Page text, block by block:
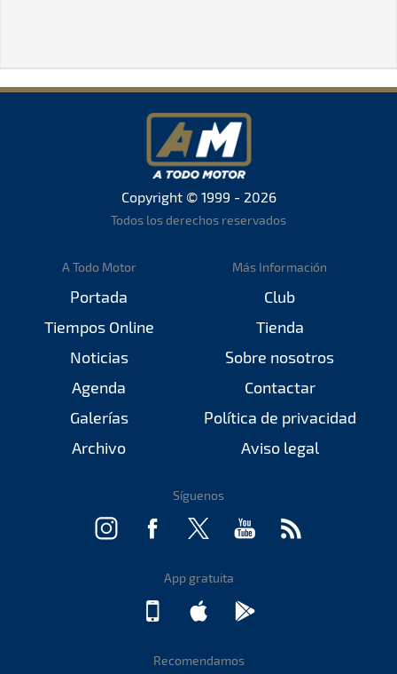
Copyright © 1999 - 2026
Todos los derechos reservados
A Todo Motor
Portada
Tiempos Online
Noticias
Agenda
Galerías
Archivo
Más Información
Club
Tienda
Sobre nosotros
Contactar
Política de privacidad
Aviso legal
Síguenos
App gratuita
Recomendamos